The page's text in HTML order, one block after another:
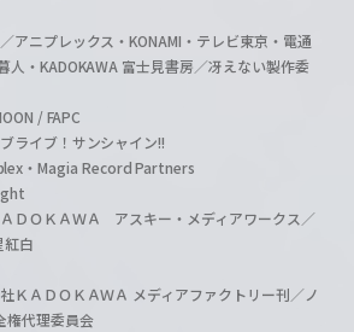
アニプレックス・KONAMI・テレビ東京・電通
・KADOKAWA 富士見書房／冴えない製作委
/ FAPC
ライブ！サンシャイン!!
・Magia Record Partners
ＤＯＫＡＷＡ アスキー・メディアワークス／
白
ＫＡＤＯＫＡＷＡ メディアファクトリー刊／ノ
権代理委員会